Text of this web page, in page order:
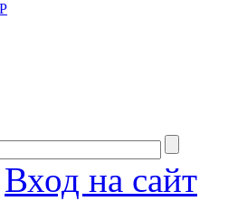
Вход на сайт